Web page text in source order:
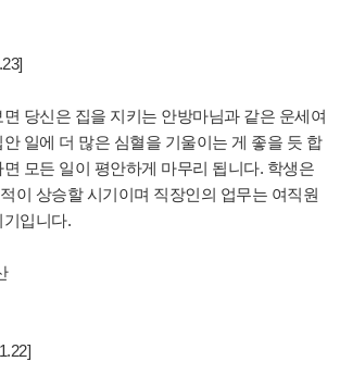
당신은 집을 지키는 안방마님과 같은 운세여
일에 더 많은 심혈을 기울이는 게 좋을 듯 합
모든 일이 평안하게 마무리 됩니다. 학생은
이 상승할 시기이며 직장인의 업무는 여직원
기입니다.